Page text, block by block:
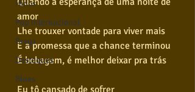
Hinos
Pop Internacional
Brega
Destaques
Blues
amor
Lhe trouxer vontade para viver mais
E a promessa que a chance terminou
É bobagem, é melhor deixar pra trás
Eu tô cansado de sofrer